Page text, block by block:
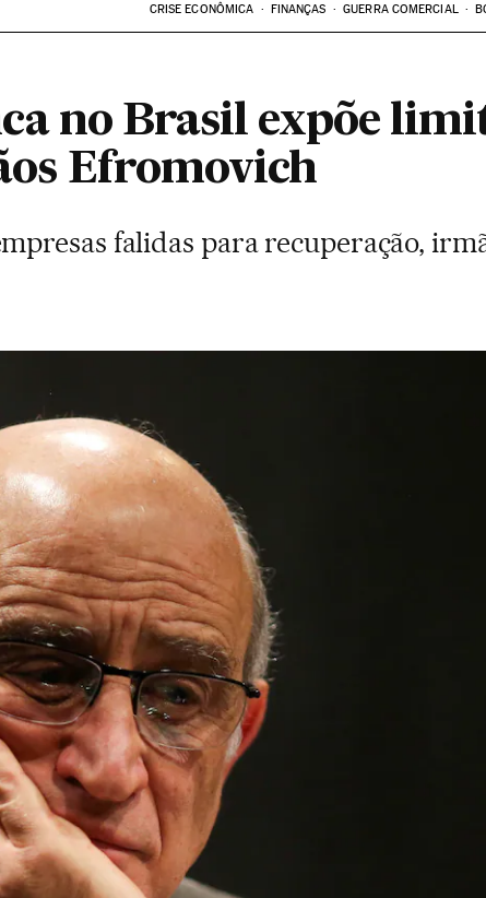
CRISE ECONÔMICA FINANÇAS GUERRA COMERCIAL
no Brasil expõe
Efromovich
falidas para recuperação,